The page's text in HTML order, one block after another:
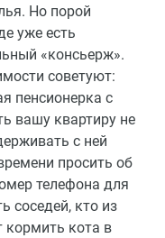
Но порой
уже есть
«консьерж».
советуют:
пенсионерка с
вашу квартиру не
с ней
просить об
телефона для
соседей, кто из
кормить кота в